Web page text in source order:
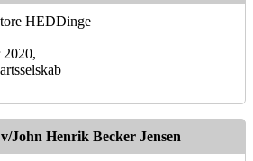
HEDDinge
2020,
John Henrik Becker Jensen